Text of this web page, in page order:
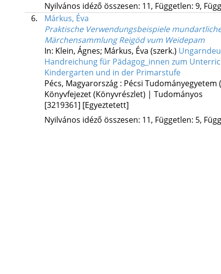
Nyilvános idéző összesen: 11, Független: 9,
6.
Márkus, Éva
Praktische Verwendungsbeispiele
Märchensammlung Reigöd vum Weidepam
In: Klein, Ágnes; Márkus, Éva (szerk.)
Handreichung für Pädagog_innen zum
Kindergarten und in der Primarstufe
Pécs, Magyarország : Pécsi Tudományegyetem
Könyvfejezet (Könyvrészlet) | Tudományos
[3219361] [Egyeztetett]
Nyilvános idéző összesen: 11, Független: 5,